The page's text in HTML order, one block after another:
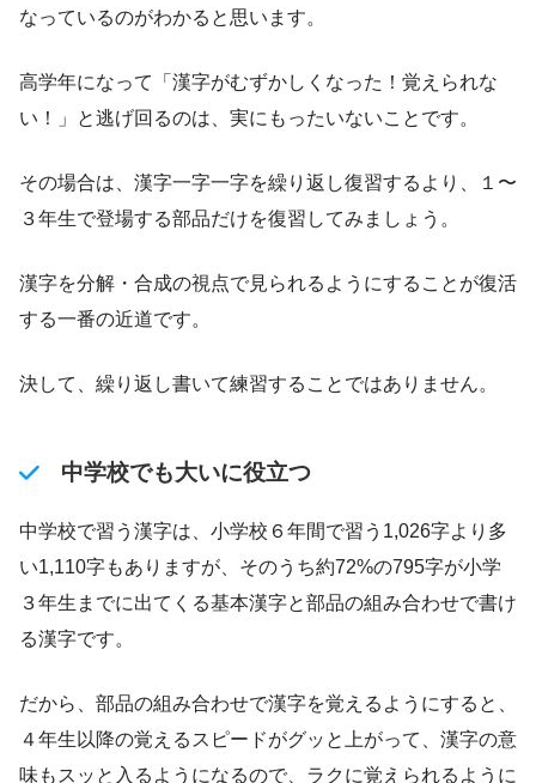
なっているのがわかると思います。
高学年になって「漢字がむずかしくなった！覚えられな
い！」と逃げ回るのは、実にもったいないことです。
その場合は、漢字一字一字を繰り返し復習するより、１〜
３年生で登場する部品だけを復習してみましょう。
漢字を分解・合成の視点で見られるようにすることが復活
する一番の近道です。
決して、繰り返し書いて練習することではありません。
中学校でも大いに役立つ
中学校で習う漢字は、小学校６年間で習う1,026字より多
い1,110字もありますが、そのうち約72%の795字が小学
３年生までに出てくる基本漢字と部品の組み合わせで書け
る漢字です。
だから、部品の組み合わせで漢字を覚えるようにすると、
４年生以降の覚えるスピードがグッと上がって、漢字の意
味もスッと入るようになるので、ラクに覚えられるように